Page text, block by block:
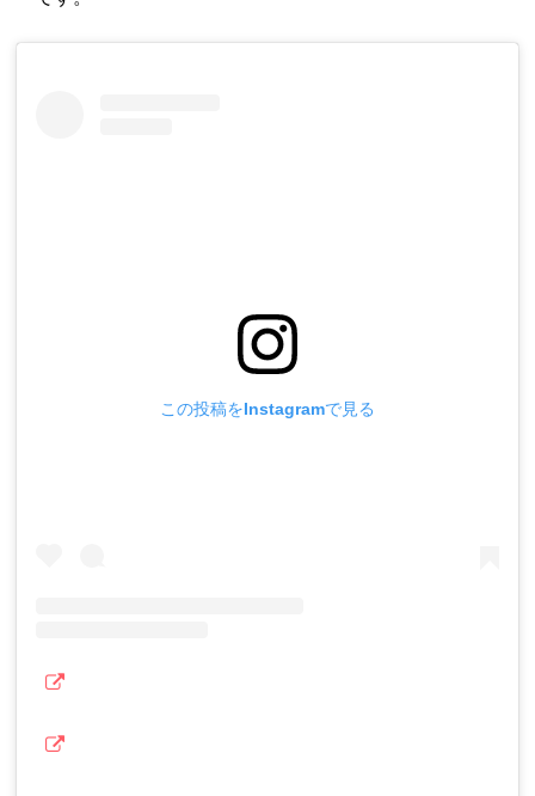
この投稿をInstagramで見る